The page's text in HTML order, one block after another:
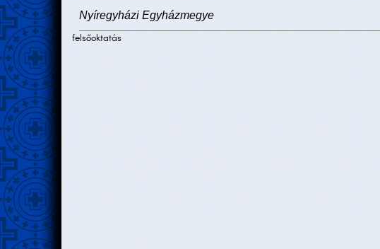
Nyíregyházi Egyházmegye
felsőoktatás